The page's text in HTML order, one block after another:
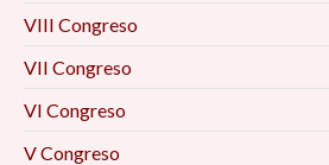
VIII Congreso
VII Congreso
VI Congreso
V Congreso